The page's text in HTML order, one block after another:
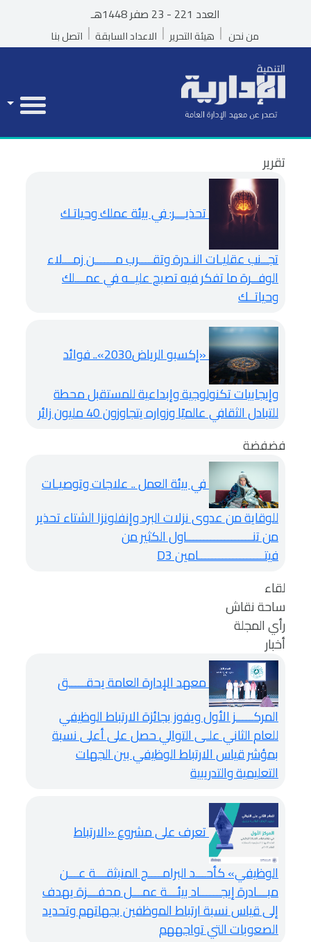
العدد 221 - 23 صفر 1448هـ
من نحن هيئة التحرير الاعداد السابقة اتصل بنا
تقرير
تحذيـــر: في بيئة عملك وحياتـك
تجــنب عقليـات النـدرة وتقــــرب مــــــن زمـــلاء
الوفــرةما تفكر فيه تصبح عليــه في عمـــلك
وحياتــك
«إكسبو الرياض2030».. فوائد
وإيجابيات تكنولوجية وإبداعية للمستقبلمحطة
للتبادل الثقافي عالميًا وزواره يتجاوزون 40 مليون زائر
فضفضة
في بيئة العمل .. علاجات وتوصيـات
للوقاية من عدوى نزلات البرد وإنفلونزا الشتاءتحذير
من تنـــــــــــــــــــاول الكثير من
فيتـــــــــــــــــــامين D3
لقاء
ساحة نقاش
رأي المجلة
أخبار
معهد الإدارة العامة يحقـــــق
المركـــــز الأول ويفوز بجائزة الارتباط الوظيفي
للعام الثاني علـى التواليحصل على أعلى نسبة
بمؤشر قياس الارتباط الوظيفي بين الجهات
التعليمية والتدريبية
تعرف على مشروع «الارتباط
الوظيفي» كأحـــد البرامــــج المنبثقـــة عـــن
مبـــادرة إيجــــــاد بيئـــة عمـــل محفـــزةيهدف
إلى قياس نسبة ارتباط الموظفين بجهاتهم وتحديد
الصعوبات التي تواجههم